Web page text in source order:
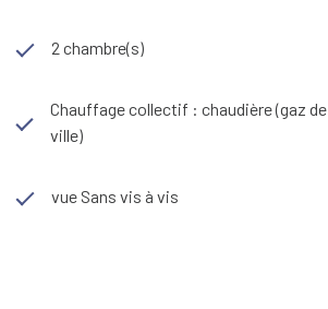
2 chambre(s)
Chauffage collectif : chaudière (gaz de
ville)
vue Sans vis à vis